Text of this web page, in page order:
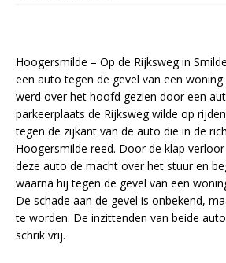
Hoogersmilde – Op de Rijksweg in
een auto tegen de gevel van een
werd over het hoofd gezien door een
parkeerplaats de Rijksweg wilde op
tegen de zijkant van de auto die in de
Hoogersmilde reed. Door de klap
deze auto de macht over het stuur en
waarna hij tegen de gevel van een
De schade aan de gevel is onbekend,
te worden. De inzittenden van beide
schrik vrij.